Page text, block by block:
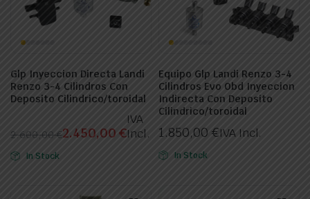
Glp Inyeccion Directa Landi
Renzo 3-4 Cilindros Con
Deposito Cilindrico/toroidal
2.600,00€
El
precio
2.450,00€
El
precio
IVA
Incl.
In Stock
Equipo Glp Landi Renzo 3-4
Cilindros Evo Obd Inyeccion
Indirecta Con Deposito
Cilindrico/toroidal
1.850,00 €IVA Incl.
In Stock